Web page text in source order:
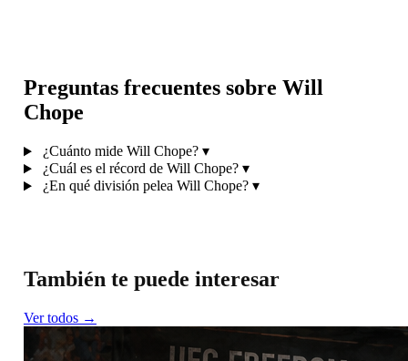
Preguntas frecuentes sobre Will
Chope
¿Cuánto mide Will Chope? ▾
¿Cuál es el récord de Will Chope? ▾
¿En qué división pelea Will Chope? ▾
También te puede interesar
Ver todos →